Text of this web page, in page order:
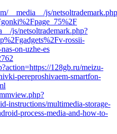
__media__/js/
js/netsoltrademark.php?
rossii-
on-uzhe-es
128gb.ru/meizu-
pereproshivaem-smartfon-
instructions/multimedia-storage-
process-media-and-how-to-